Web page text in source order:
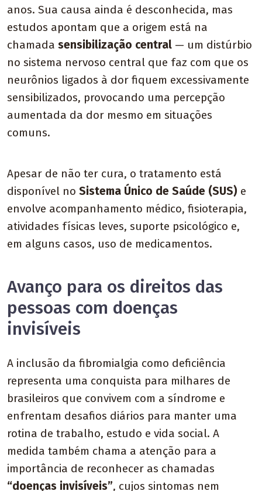
anos. Sua causa ainda é desconhecida, mas
estudos apontam que a origem está na
chamada sensibilização central — um distúrbio
no sistema nervoso central que faz com que os
neurônios ligados à dor fiquem excessivamente
sensibilizados, provocando uma percepção
aumentada da dor mesmo em situações
comuns.
Apesar de não ter cura, o tratamento está
disponível no Sistema Único de Saúde (SUS) e
envolve acompanhamento médico, fisioterapia,
atividades físicas leves, suporte psicológico e,
em alguns casos, uso de medicamentos.
Avanço para os direitos das
pessoas com doenças
invisíveis
A inclusão da fibromialgia como deficiência
representa uma conquista para milhares de
brasileiros que convivem com a síndrome e
enfrentam desafios diários para manter uma
rotina de trabalho, estudo e vida social. A
medida também chama a atenção para a
importância de reconhecer as chamadas
“doenças invisíveis”, cujos sintomas nem